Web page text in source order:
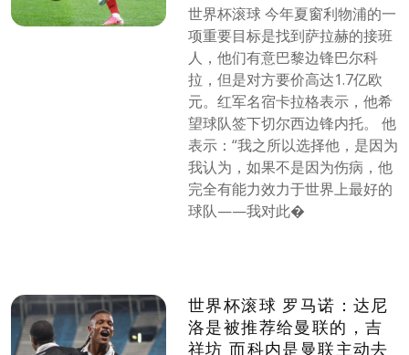
世界杯滚球 今年夏窗利物浦的一
项重要目标是找到萨拉赫的接班
人，他们有意巴黎边锋巴尔科
拉，但是对方要价高达1.7亿欧
元。红军名宿卡拉格表示，他希
望球队签下切尔西边锋内托。 他
表示：“我之所以选择他，是因为
我认为，如果不是因为伤病，他
完全有能力效力于世界上最好的
球队——我对此�
世界杯滚球 罗马诺：达尼
洛是被推荐给曼联的，吉
祥坊 而科内是曼联主动去